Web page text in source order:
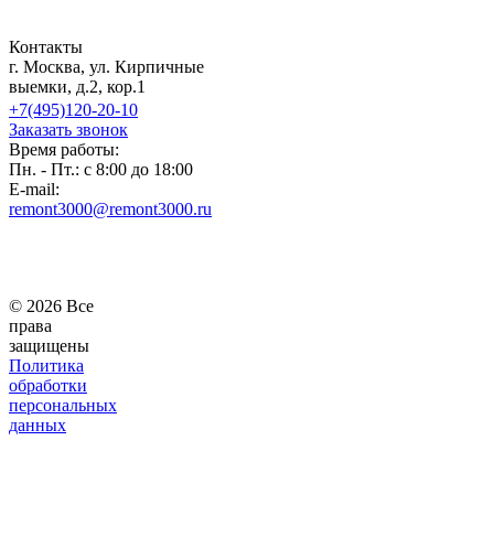
Контакты
г. Москва, ул. Кирпичные
выемки, д.2, кор.1
+7(495)120-20-10
Заказать звонок
Время работы:
Пн. - Пт.: с 8:00 до 18:00
E-mail:
remont3000@remont3000.ru
© 2026 Все
права
защищены
Политика
обработки
персональных
данных